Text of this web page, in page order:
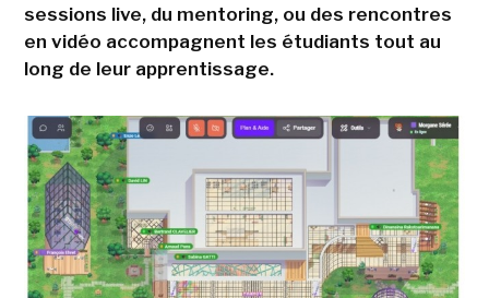
sessions live, du mentoring, ou des rencontres
en vidéo accompagnent les étudiants tout au
long de leur apprentissage.